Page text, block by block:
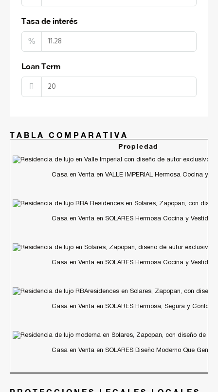
Tasa de interés
%
Loan Term
TABLA COMPARATIVA
Propiedad
Casa en Venta en VALLE IMPERIAL Hermosa Cocina y
Casa en Venta en SOLARES Hermosa Cocina y
Casa en Venta en SOLARES Hermosa Cocina y
Casa en Venta en SOLARES Hermosa, Segura y
Casa en Venta en SOLARES Diseño Moderno Que